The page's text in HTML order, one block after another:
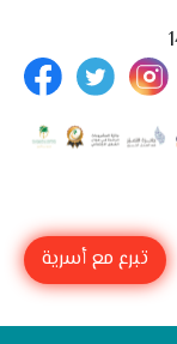
تبرع مع أسرية